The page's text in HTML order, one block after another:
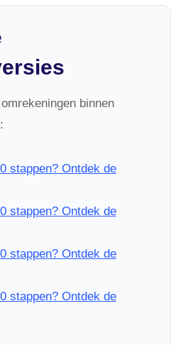
binnen
stappen? Ontdek de
stappen? Ontdek de
stappen? Ontdek de
stappen? Ontdek de